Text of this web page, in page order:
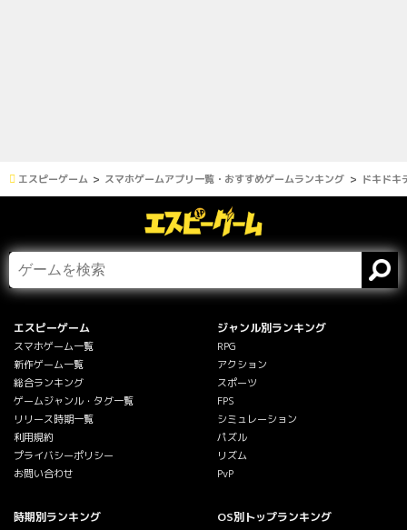
エスピーゲーム スマホゲームアプリ一覧・おすすめゲームランキング ドキドキ
エスピーゲーム
スマホゲーム一覧
新作ゲーム一覧
総合ランキング
ゲームジャンル・タグ一覧
リリース時期一覧
利用規約
プライバシーポリシー
お問い合わせ
ジャンル別ランキング
RPG
アクション
スポーツ
FPS
シミュレーション
パズル
リズム
PvP
時期別ランキング OS別トップランキング